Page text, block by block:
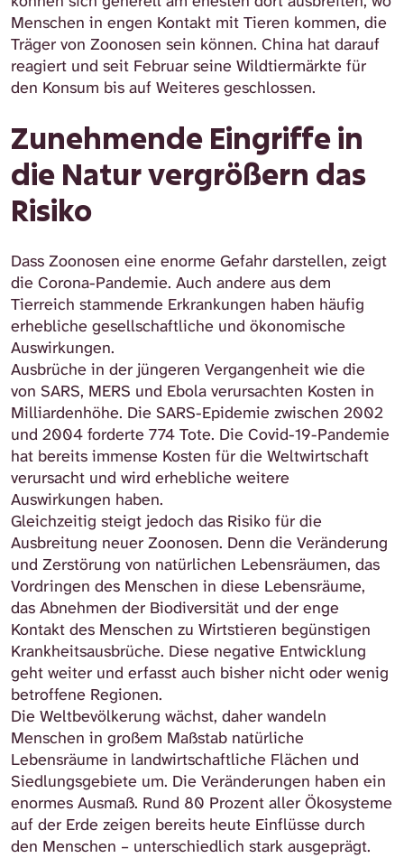
Menschen in engen Kontakt mit Tieren kommen, die
Träger von Zoonosen sein können. China hat darauf
reagiert und seit Februar seine Wildtiermärkte für
den Konsum bis auf Weiteres geschlossen.
Zunehmende Eingriffe in
die Natur vergrößern das
Risiko
Dass Zoonosen eine enorme Gefahr darstellen, zeigt
die Corona-Pandemie. Auch andere aus dem
Tierreich stammende Erkrankungen haben häufig
erhebliche gesellschaftliche und ökonomische
Auswirkungen.
Ausbrüche in der jüngeren Vergangenheit wie die
von SARS, MERS und Ebola verursachten Kosten in
Milliardenhöhe. Die SARS-Epidemie zwischen 2002
und 2004 forderte 774 Tote. Die Covid-19-Pandemie
hat bereits immense Kosten für die Weltwirtschaft
verursacht und wird erhebliche weitere
Auswirkungen haben.
Gleichzeitig steigt jedoch das Risiko für die
Ausbreitung neuer Zoonosen. Denn die Veränderung
und Zerstörung von natürlichen Lebensräumen, das
Vordringen des Menschen in diese Lebensräume,
das Abnehmen der Biodiversität und der enge
Kontakt des Menschen zu Wirtstieren begünstigen
Krankheitsausbrüche. Diese negative Entwicklung
geht weiter und erfasst auch bisher nicht oder wenig
betroffene Regionen.
Die Weltbevölkerung wächst, daher wandeln
Menschen in großem Maßstab natürliche
Lebensräume in landwirtschaftliche Flächen und
Siedlungsgebiete um. Die Veränderungen haben ein
enormes Ausmaß. Rund 80 Prozent aller Ökosysteme
auf der Erde zeigen bereits heute Einflüsse durch
den Menschen – unterschiedlich stark ausgeprägt.